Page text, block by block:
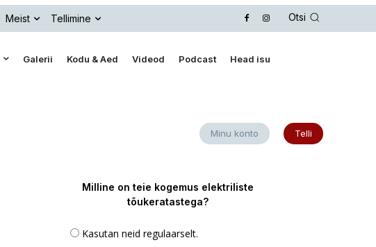
Meist Tellimine Otsi
Galerii Kodu & Aed Videod Podcast Head isu
Minu konto Telli
Milline on teie kogemus elektriliste
tõukeratastega?
Kasutan neid regulaarselt.